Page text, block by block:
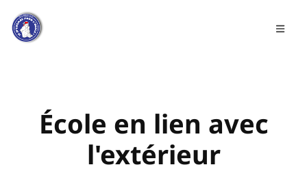
École en lien avec
l'extérieur